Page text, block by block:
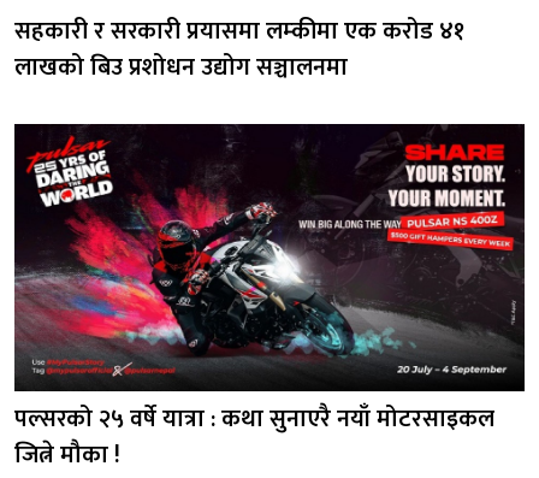
सहकारी र सरकारी प्रयासमा लम्कीमा एक करोड ४१
लाखको बिउ प्रशोधन उद्योग सञ्चालनमा
पल्सरको २५ वर्षे यात्रा : कथा सुनाएरै नयाँ मोटरसाइकल
जित्ने मौका !